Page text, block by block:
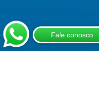
Fale conosco